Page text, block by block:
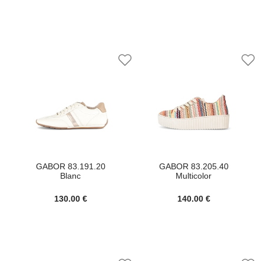
GABOR 83.191.20
Blanc
130.00 €
GABOR 83.205.40
Multicolor
140.00 €